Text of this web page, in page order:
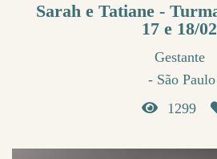
Sarah e Tatiane -
17 e 18/02
Gestante
São Paulo
1299